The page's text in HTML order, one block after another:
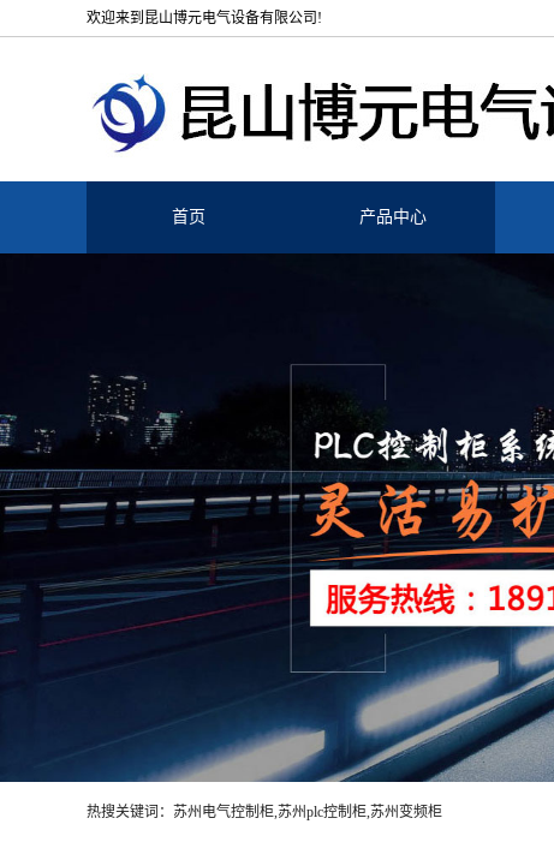
欢迎来到昆山博元电气设备有限公司!
首页 产品中心
热搜关键词：苏州电气控制柜,苏州plc控制柜,苏州变频柜